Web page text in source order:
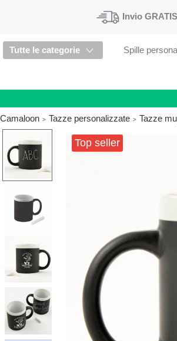
Invio GRATIS
Tutte le categorie Spille
Camaloon
Tazze personalizzate Tazze
Top seller